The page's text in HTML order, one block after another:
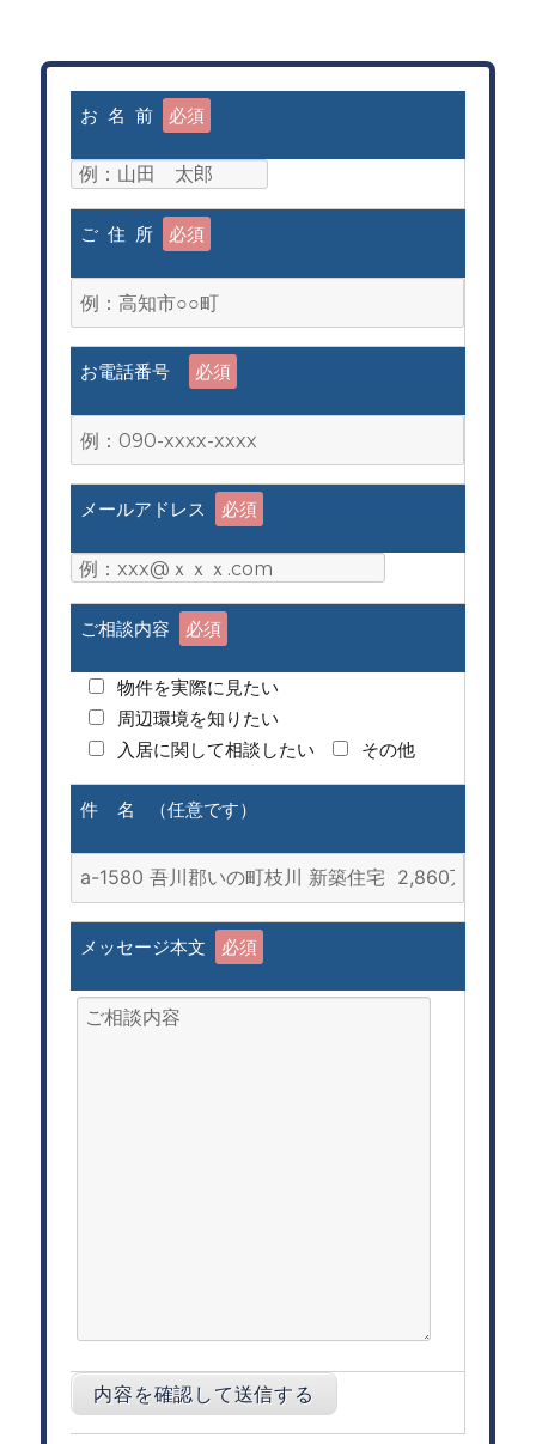
お 名 前 必須
ご 住 所 必須
お電話番号 必須
メールアドレス 必須
ご相談内容 必須
物件を実際に見たい
周辺環境を知りたい
入居に関して相談したい
その他
件 名 （任意です）
メッセージ本文 必須